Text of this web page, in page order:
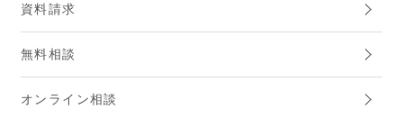
資料請求
無料相談
オンライン相談